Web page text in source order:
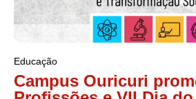
Educação
Campus Ouricuri